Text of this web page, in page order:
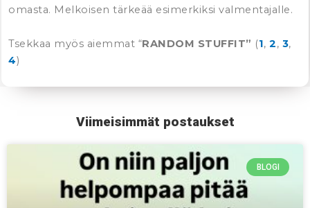
omasta. Melkoisen tärkeää esimerkiksi valmentajalle.
Tsekkaa myös aiemmat “RANDOM STUFFIT” (1, 2, 3,
4)
Viimeisimmät postaukset
BLOGI